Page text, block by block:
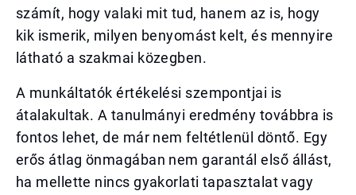
számít, hogy valaki mit tud, hanem az is, hogy
kik ismerik, milyen benyomást kelt, és mennyire
látható a szakmai közegben.
A munkáltatók értékelési szempontjai is
átalakultak. A tanulmányi eredmény továbbra is
fontos lehet, de már nem feltétlenül döntő. Egy
erős átlag önmagában nem garantál első állást,
ha mellette nincs gyakorlati tapasztalat vagy